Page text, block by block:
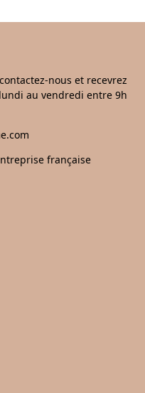
nous et recevrez
au vendredi entre 9h
française